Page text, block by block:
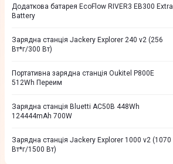
Додаткова батарея EcoFlow RIVER3 EB300 Extra
Battery
Зарядна станцiя Jackery Explorer 240 v2 (256
Вт*г/300 Вт)
Портативна зарядна станція Oukitel P800E
512Wh Переим
Зарядна станцiя Bluetti AC50B 448Wh
124444mAh 700W
Зарядна станцiя Jackery Explorer 1000 v2 (1070
Вт*г/1500 Вт)